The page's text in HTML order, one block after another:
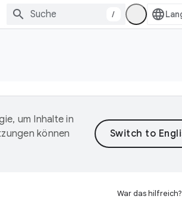
/
um Inhalte in
können
War das hilfreich?